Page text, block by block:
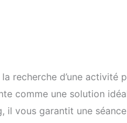
recherche d’une activité
comme une solution
vous garantit une